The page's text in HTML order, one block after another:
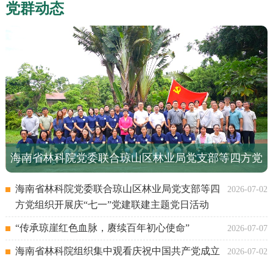
党群动态
海南省林科院党委联合琼山区林业局党支部等四方党
组织开展庆“七一”党建联建主题党日活动
海南省林科院党委联合琼山区林业局党支部等四
方党组织开展庆“七一”党建联建主题党日活动
2026-07-02
“传承琼崖红色血脉，赓续百年初心使命” 2026-07-07
海南省林科院组织集中观看庆祝中国共产党成立
2026-07-02